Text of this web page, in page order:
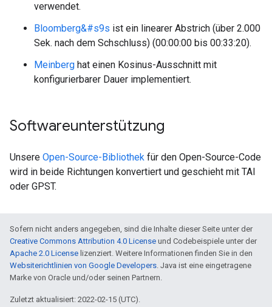
verwendet.
Bloomberg&#s9s ist ein linearer Abstrich (über 2.000
Sek. nach dem Schschluss) (00:00:00 bis 00:33:20).
Meinberg hat einen Kosinus-Ausschnitt mit
konfigurierbarer Dauer implementiert.
Softwareunterstützung
Unsere Open-Source-Bibliothek für den Open-Source-Code
wird in beide Richtungen konvertiert und geschieht mit TAI
oder GPST.
Sofern nicht anders angegeben, sind die Inhalte dieser Seite unter der
Creative Commons Attribution 4.0 License und Codebeispiele unter der
Apache 2.0 License lizenziert. Weitere Informationen finden Sie in den
Websiterichtlinien von Google Developers. Java ist eine eingetragene
Marke von Oracle und/oder seinen Partnern.
Zuletzt aktualisiert: 2022-02-15 (UTC).